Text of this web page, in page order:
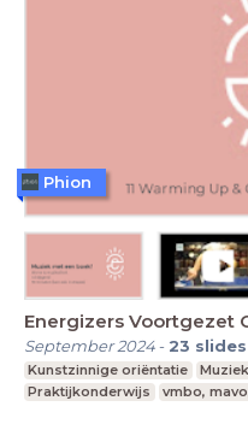
Energizers Voortgezet
September 2024- 23 slides
Kunstzinnige oriëntatie Muziek
Praktijkonderwijs
vmbo,
Phion